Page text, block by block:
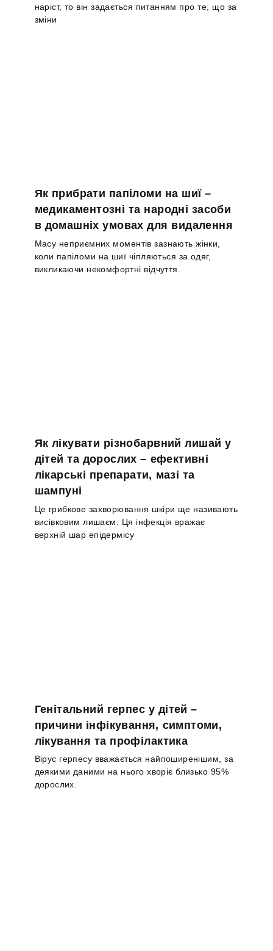
наріст, то він задається питанням про те, що за
зміни
Як прибрати папіломи на шиї –
медикаментозні та народні засоби
в домашніх умовах для видалення
Масу неприємних моментів зазнають жінки,
коли папіломи на шиї чіпляються за одяг,
викликаючи некомфортні відчуття.
Як лікувати різнобарвний лишай у
дітей та дорослих – ефективні
лікарські препарати, мазі та
шампуні
Це грибкове захворювання шкіри ще називають
висівковим лишаєм. Ця інфекція вражає
верхній шар епідермісу
Генітальний герпес у дітей –
причини інфікування, симптоми,
лікування та профілактика
Вірус герпесу вважається найпоширенішим, за
деякими даними на нього хворіє близько 95%
дорослих.